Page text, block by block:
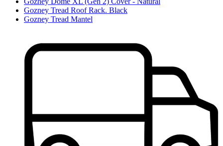
Gozney Tread Roof Rack. Black
Gozney Tread Mantel